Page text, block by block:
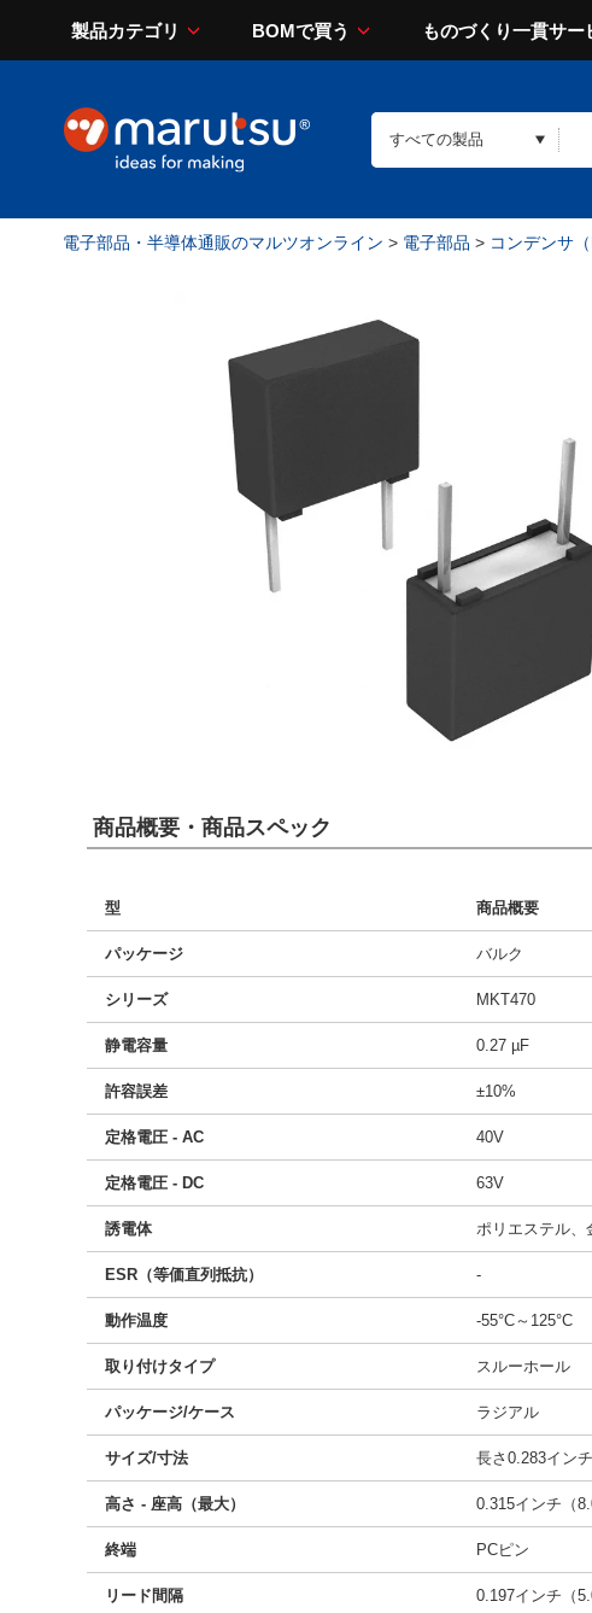
製品カテゴリ BOMで買う ものづくり一貫サー
電子部品・半導体通販のマルツオンライン > 電子部品 > コンデンサ（
商品概要・商品スペック
型 商品概要
パッケージ バルク
シリーズ MKT470
静電容量 0.27 µF
許容誤差 ±10%
定格電圧 - AC 40V
定格電圧 - DC 63V
誘電体 ポリエステル、
ESR（等価直列抵抗） -
動作温度 -55°C～125°C
取り付けタイプ スルーホール
パッケージ/ケース ラジアル
サイズ/寸法 長さ0.283イン
高さ - 座高（最大） 0.315インチ（
終端 PCピン
リード間隔 0.197インチ（